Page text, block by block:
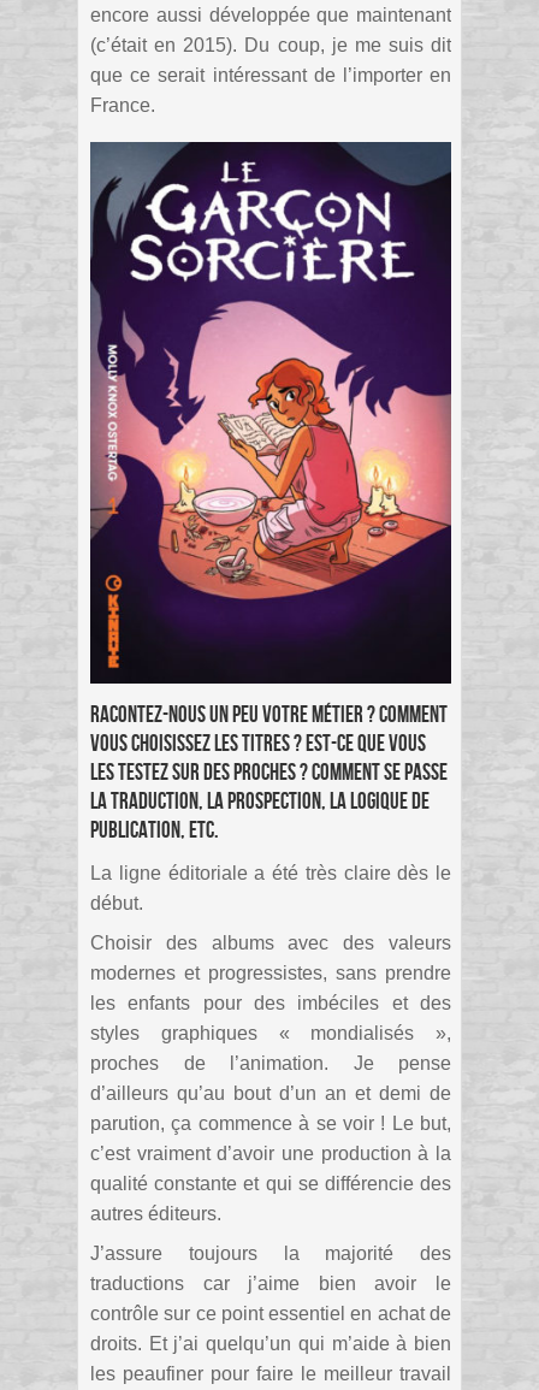
encore aussi développée que maintenant
(c’était en 2015). Du coup, je me suis dit
que ce serait intéressant de l’importer en
France.
Racontez-nous un peu votre métier ? comment
vous choisissez les titres ? Est-ce que vous
les testez sur des proches ? Comment se passe
la traduction, la prospection, la logique de
publication, etc.
La ligne éditoriale a été très claire dès le
début.
Choisir des albums avec des valeurs
modernes et progressistes, sans prendre
les enfants pour des imbéciles et des
styles graphiques « mondialisés »,
proches de l’animation. Je pense
d’ailleurs qu’au bout d’un an et demi de
parution, ça commence à se voir ! Le but,
c’est vraiment d’avoir une production à la
qualité constante et qui se différencie des
autres éditeurs.
J’assure toujours la majorité des
traductions car j’aime bien avoir le
contrôle sur ce point essentiel en achat de
droits. Et j’ai quelqu’un qui m’aide à bien
les peaufiner pour faire le meilleur travail